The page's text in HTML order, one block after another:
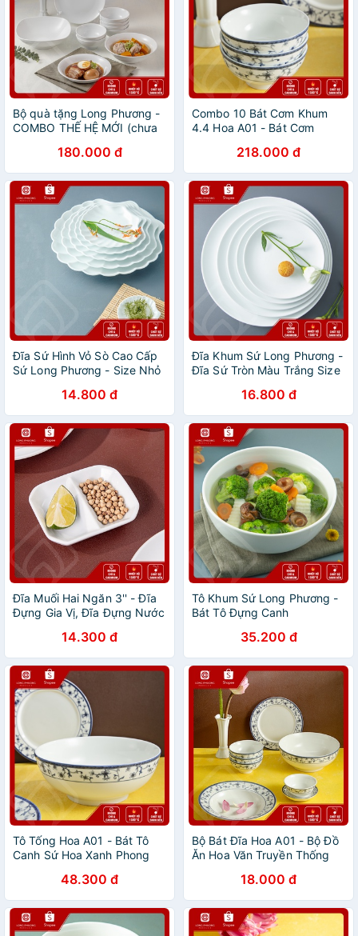
Bộ quà tặng Long Phương -
COMBO THẾ HỆ MỚI (chưa
180.000 đ
Combo 10 Bát Cơm Khum
4.4 Hoa A01 - Bát Cơm
Nhí Xanh218.000 đ
Đĩa Sứ Hình Vỏ Sò Cao Cấp
Sứ Long Phương - Size Nhỏ
14.800 đ
Đĩa Khum Sứ Long Phương -
Đĩa Sứ Tròn Màu Trắng Size
16.800 đ
Đĩa Muối Hai Ngăn 3'' - Đĩa
Đựng Gia Vị, Đĩa Đựng Nước
14.300 đ
Tô Khum Sứ Long Phương -
Bát Tô Đựng Canh
35.200 đ
Tô Tống Hoa A01 - Bát Tô
Canh Sứ Hoa Xanh Phong
48.300 đ
Bộ Bát Đĩa Hoa A01 - Bộ Đồ
Ăn Hoa Văn Truyền Thống
18.000 đ